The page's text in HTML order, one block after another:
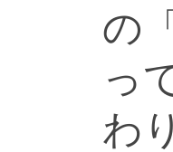
の
っ
わ